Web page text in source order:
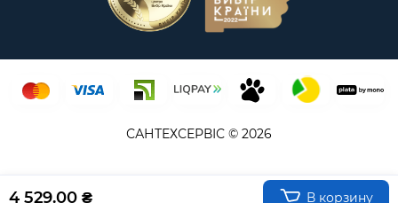
4 529.00 ₴ В корзину
САНТЕХСЕРВІС © 2026